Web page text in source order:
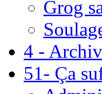
Grog
4 -
51- Ça